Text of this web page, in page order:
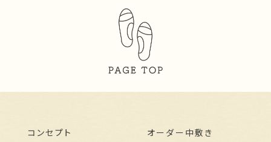
コンセプト オーダー中敷き